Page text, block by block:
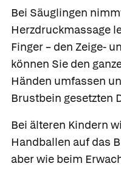
Bei Säuglingen
Herzdruckmassage
Finger – den Zeige-
können Sie den
Händen umfassen
Brustbein gesetzten
Bei älteren Kindern
Handballen auf das
aber wie beim